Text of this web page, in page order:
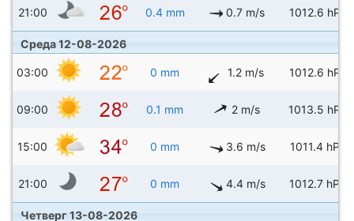
21:00 0.4 mm 0.7 m/s 1012.6 hPa
Среда 12-08-2026
03:00 0 mm 1.2 m/s 1012.6 hPa
09:00 0.1 mm 2 m/s 1013.5 hPa
15:00 0 mm 3.6 m/s 1011.4 hPa
21:00 0 mm 4.4 m/s 1012.7 hPa
Четверг 13-08-2026